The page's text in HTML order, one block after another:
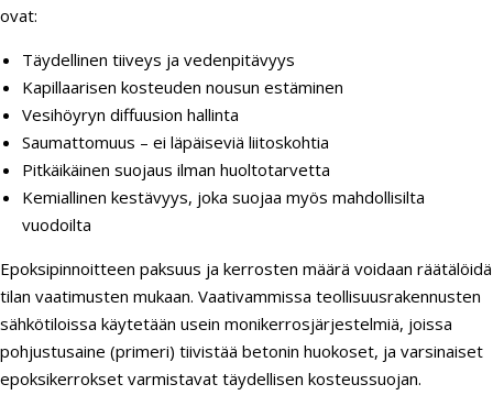
ovat:
Täydellinen tiiveys ja vedenpitävyys
Kapillaarisen kosteuden nousun estäminen
Vesihöyryn diffuusion hallinta
Saumattomuus – ei läpäiseviä liitoskohtia
Pitkäikäinen suojaus ilman huoltotarvetta
Kemiallinen kestävyys, joka suojaa myös mahdollisilta
vuodoilta
Epoksipinnoitteen paksuus ja kerrosten määrä voidaan räätälöidä
tilan vaatimusten mukaan. Vaativammissa teollisuusrakennusten
sähkötiloissa käytetään usein monikerrosjärjestelmiä, joissa
pohjustusaine (primeri) tiivistää betonin huokoset, ja varsinaiset
epoksikerrokset varmistavat täydellisen kosteussuojan.